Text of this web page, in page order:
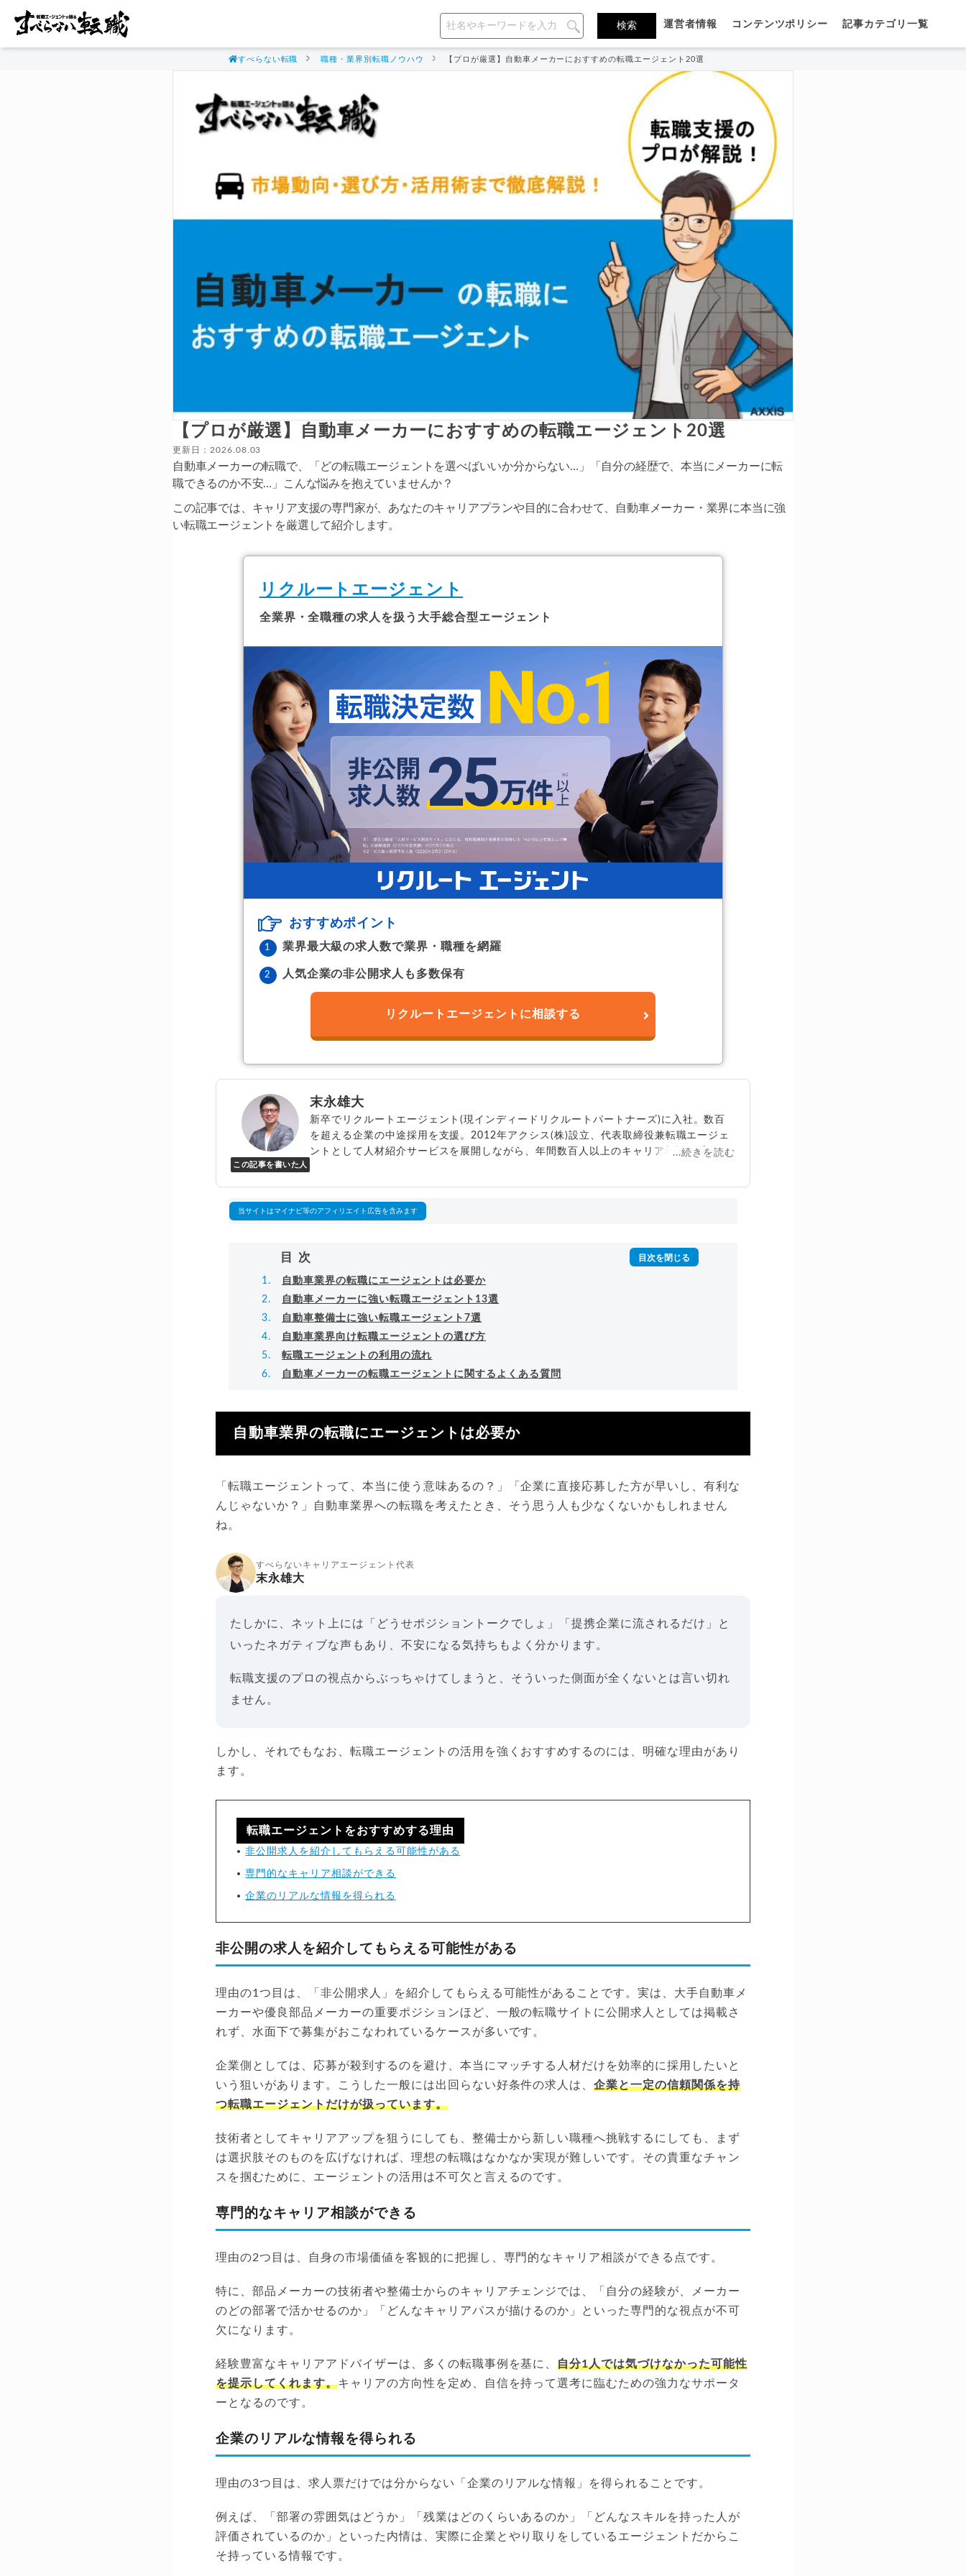
運営者情報 コンテンツポリシー 記事カテゴリ一覧
すべらない転職 職種・業界別転職ノウハウ 【プロが厳選】自動車メーカーにおすすめの転職エージェント20選
【プロが厳選】自動車メーカーにおすすめの転職エージェント20選
更新日：2026.08.03
自動車メーカーの転職で、「どの転職エージェントを選べばいいか分からない…」「自分の経歴で、本当にメーカーに転
職できるのか不安…」こんな悩みを抱えていませんか？
この記事では、キャリア支援の専門家が、あなたのキャリアプランや目的に合わせて、自動車メーカー・業界に本当に強
い転職エージェントを厳選して紹介します。
リクルートエージェント
全業界・全職種の求人を扱う大手総合型エージェント
おすすめポイント
業界最大級の求人数で業界・職種を網羅
人気企業の非公開求人も多数保有
リクルートエージェントに相談する
この記事を書いた人
末永雄大
新卒でリクルートエージェント(現インディードリクルートパートナーズ)に入社。数百
を超える企業の中途採用を支援。2012年アクシス(株)設立、代表取締役兼転職エージェ
ントとして人材紹介サービスを展開しながら、年間数百人以上のキャリア相談に乗る。
...続きを読む
当サイトはマイナビ等のアフィリエイト広告を含みます
目次
自動車業界の転職にエージェントは必要か
自動車メーカーに強い転職エージェント13選
自動車整備士に強い転職エージェント7選
自動車業界向け転職エージェントの選び方
転職エージェントの利用の流れ
自動車メーカーの転職エージェントに関するよくある質問
自動車業界の転職にエージェントは必要か
「転職エージェントって、本当に使う意味あるの？」「企業に直接応募した方が早いし、有利な
んじゃないか？」自動車業界への転職を考えたとき、そう思う人も少なくないかもしれません
ね。
すべらないキャリアエージェント代表
末永雄大
たしかに、ネット上には「どうせポジショントークでしょ」「提携企業に流されるだけ」と
いったネガティブな声もあり、不安になる気持ちもよく分かります。
転職支援のプロの視点からぶっちゃけてしまうと、そういった側面が全くないとは言い切れ
ません。
しかし、それでもなお、転職エージェントの活用を強くおすすめするのには、明確な理由があり
ます。
転職エージェントをおすすめする理由
非公開求人を紹介してもらえる可能性がある
専門的なキャリア相談ができる
企業のリアルな情報を得られる
非公開の求人を紹介してもらえる可能性がある
理由の1つ目は、「非公開求人」を紹介してもらえる可能性があることです。実は、大手自動車メ
ーカーや優良部品メーカーの重要ポジションほど、一般の転職サイトに公開求人としては掲載さ
れず、水面下で募集がおこなわれているケースが多いです。
企業側としては、応募が殺到するのを避け、本当にマッチする人材だけを効率的に採用したいと
いう狙いがあります。こうした一般には出回らない好条件の求人は、企業と一定の信頼関係を持
つ転職エージェントだけが扱っています。
技術者としてキャリアアップを狙うにしても、整備士から新しい職種へ挑戦するにしても、まず
は選択肢そのものを広げなければ、理想の転職はなかなか実現が難しいです。その貴重なチャン
スを掴むために、エージェントの活用は不可欠と言えるのです。
専門的なキャリア相談ができる
理由の2つ目は、自身の市場価値を客観的に把握し、専門的なキャリア相談ができる点です。
特に、部品メーカーの技術者や整備士からのキャリアチェンジでは、「自分の経験が、メーカー
のどの部署で活かせるのか」「どんなキャリアパスが描けるのか」といった専門的な視点が不可
欠になります。
経験豊富なキャリアアドバイザーは、多くの転職事例を基に、自分1人では気づけなかった可能性
を提示してくれます。キャリアの方向性を定め、自信を持って選考に臨むための強力なサポータ
ーとなるのです。
企業のリアルな情報を得られる
理由の3つ目は、求人票だけでは分からない「企業のリアルな情報」を得られることです。
例えば、「部署の雰囲気はどうか」「残業はどのくらいあるのか」「どんなスキルを持った人が
評価されているのか」といった内情は、実際に企業とやり取りをしているエージェントだからこ
そ持っている情報です。